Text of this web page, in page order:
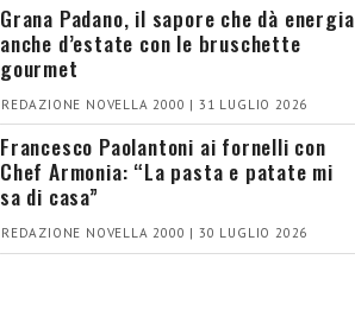
Grana Padano, il sapore che dà energia
anche d’estate con le bruschette
gourmet
REDAZIONE NOVELLA 2000 | 31 LUGLIO 2026
Francesco Paolantoni ai fornelli con
Chef Armonia: “La pasta e patate mi
sa di casa”
REDAZIONE NOVELLA 2000 | 30 LUGLIO 2026